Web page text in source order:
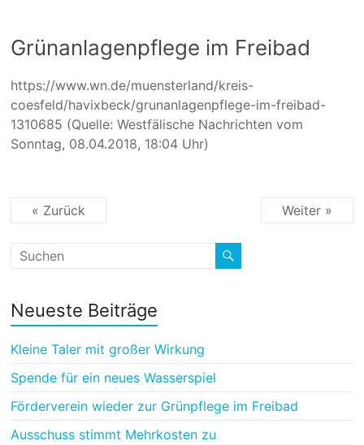
Grünanlagenpflege im Freibad
https://www.wn.de/muensterland/kreis-
coesfeld/havixbeck/grunanlagenpflege-im-freibad-
1310685 (Quelle: Westfälische Nachrichten vom
Sonntag, 08.04.2018, 18:04 Uhr)
« Zurück Weiter »
Neueste Beiträge
Kleine Taler mit großer Wirkung
Spende für ein neues Wasserspiel
Förderverein wieder zur Grünpflege im Freibad
Ausschuss stimmt Mehrkosten zu